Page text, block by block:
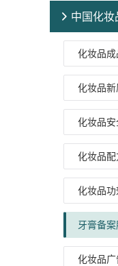
中国化妆
化妆品
化妆品
化妆品
化妆品
化妆品
牙膏备
化妆品